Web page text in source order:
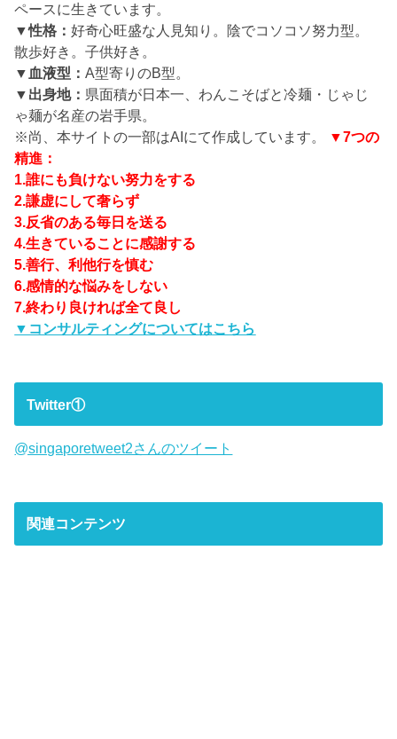
ペースに生きています。
▼性格：好奇心旺盛な人見知り。陰でコソコソ努力型。
散歩好き。子供好き。
▼血液型：A型寄りのB型。
▼出身地： 県面積が日本一、わんこそばと冷麺・じゃじ
ゃ麺が名産の岩手県。
※尚、本サイトの一部はAIにて作成しています。
▼7つの
精進：
1.誰にも負けない努力をする
2.謙虚にして奢らず
3.反省のある毎日を送る
4.生きていることに感謝する
5.善行、利他行を慎む
6.感情的な悩みをしない
7.終わり良ければ全て良し
▼コンサルティングについてはこちら
Twitter①
@singaporetweet2さんのツイート
関連コンテンツ